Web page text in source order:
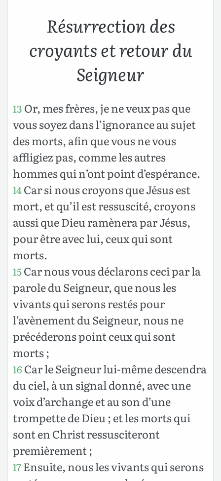
Résurrection des
croyants et retour du
Seigneur
13 Or, mes frères, je ne veux pas que
vous soyez dans l’ignorance au sujet
des morts, afin que vous ne vous
affligiez pas, comme les autres
hommes qui n’ont point d’espérance.
14Car si nous croyons que Jésus est
mort, et qu’il est ressuscité, croyons
aussi que Dieu ramènera par Jésus,
pour être avec lui, ceux qui sont
morts.
15Car nous vous déclarons ceci par la
parole du Seigneur, que nous les
vivants qui serons restés pour
l’avènement du Seigneur, nous ne
précéderons point ceux qui sont
morts ;
16 Car le Seigneur lui-même descendra
du ciel, à un signal donné, avec une
voix d’archange et au son d’une
trompette de Dieu ; et les morts qui
sont en Christ ressusciteront
premièrement ;
17Ensuite, nous les vivants qui serons